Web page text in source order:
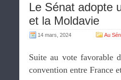
Le Sénat adopte
et la Moldavie
14 mars, 2024 Au
Suite au vote favorable
convention entre France